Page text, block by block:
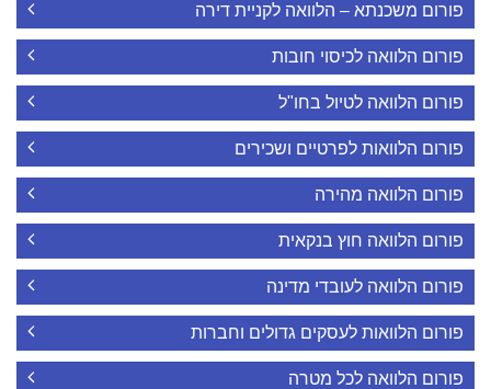
פורום משכנתא – הלוואה לקניית דירה
פורום הלוואה לכיסוי חובות
פורום הלוואה לטיול בחו"ל
פורום הלוואות לפרטיים ושכירים
פורום הלוואה מהירה
פורום הלוואה חוץ בנקאית
פורום הלוואה לעובדי מדינה
פורום הלוואות לעסקים גדולים וחברות
פורום הלוואה לכל מטרה